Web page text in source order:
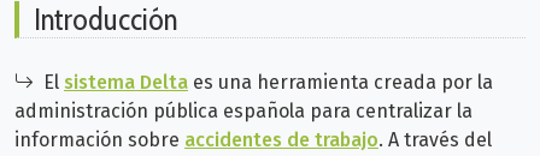
Introducción
El sistema Delta es una herramienta creada por la
administración pública española para centralizar la
información sobre accidentes de trabajo. A través del